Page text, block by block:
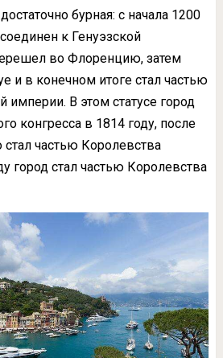
бурная: с начала 1200
к Генуэзской
во Флоренцию, затем
и в конечном итоге стал частью
империи. В этом статусе город
конгресса в 1814 году, после
частью Королевства
город стал частью Королевства